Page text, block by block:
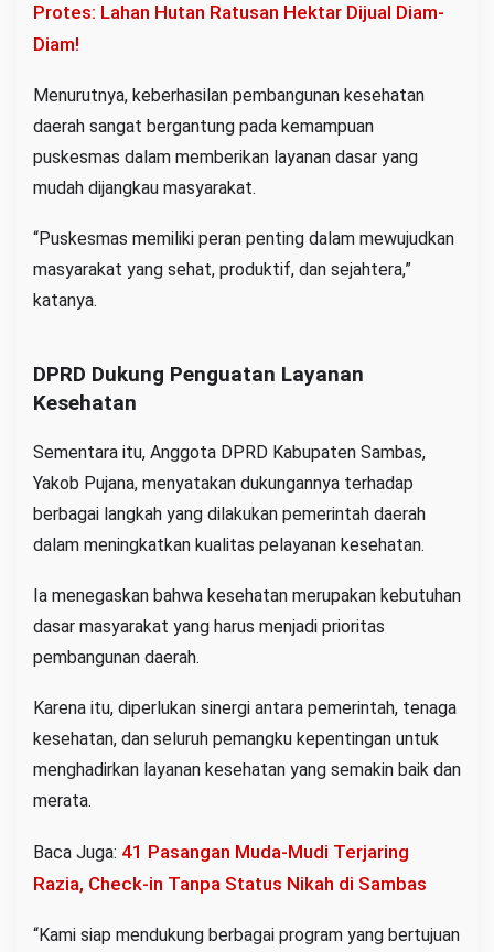
Protes: Lahan Hutan Ratusan Hektar Dijual Diam-
Diam!
Menurutnya, keberhasilan pembangunan kesehatan
daerah sangat bergantung pada kemampuan
puskesmas dalam memberikan layanan dasar yang
mudah dijangkau masyarakat.
“Puskesmas memiliki peran penting dalam mewujudkan
masyarakat yang sehat, produktif, dan sejahtera,”
katanya.
DPRD Dukung Penguatan Layanan
Kesehatan
Sementara itu, Anggota DPRD Kabupaten Sambas,
Yakob Pujana, menyatakan dukungannya terhadap
berbagai langkah yang dilakukan pemerintah daerah
dalam meningkatkan kualitas pelayanan kesehatan.
Ia menegaskan bahwa kesehatan merupakan kebutuhan
dasar masyarakat yang harus menjadi prioritas
pembangunan daerah.
Karena itu, diperlukan sinergi antara pemerintah, tenaga
kesehatan, dan seluruh pemangku kepentingan untuk
menghadirkan layanan kesehatan yang semakin baik dan
merata.
Baca Juga: 41 Pasangan Muda-Mudi Terjaring
Razia, Check-in Tanpa Status Nikah di Sambas
“Kami siap mendukung berbagai program yang bertujuan